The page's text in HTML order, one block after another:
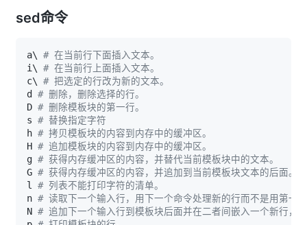
sed命令
a\
# 在当前行下面插入文本。
i \
# 在当前行上面插入文本。
c\
# 把选定的行改为新的文本。
d # 删除，删除选择的行。
D # 删除模板块的第一行。
s # 替换指定字符
h # 拷贝模板块的内容到内存中的缓冲区。
H # 追加模板块的内容到内存中的缓冲区。
g # 获得内存缓冲区的内容，并替代当前模板块中的文本。
G # 获得内存缓冲区的内容，并追加到当前模板块文本的后面。
l # 列表不能打印字符的清单。
n # 读取下一个输入行，用下一个命令处理新的行而不是用第一
N # 追加下一个输入行到模板块后面并在二者间嵌入一个新行，